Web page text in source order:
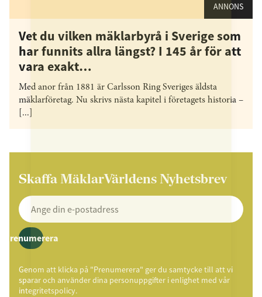
ANNONS
Vet du vilken mäklarbyrå i Sverige som
har funnits allra längst? I 145 år för att
vara exakt…
Med anor från 1881 är Carlsson Ring Sveriges äldsta
mäklarföretag. Nu skrivs nästa kapitel i företagets historia –
[...]
Skaffa MäklarVärldens Nyhetsbrev
Prenumerera
Genom att klicka på "Prenumerera" ger du samtycke till att vi
sparar och använder dina personuppgifter i enlighet med vår
integritetspolicy.